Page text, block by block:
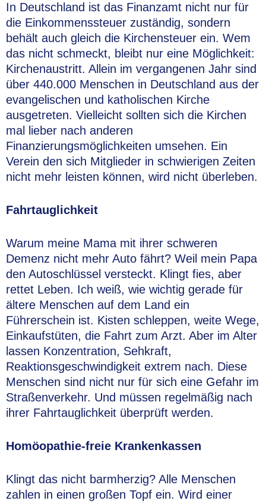
In Deutschland ist das Finanzamt nicht nur für
die Einkommenssteuer zuständig, sondern
behält auch gleich die Kirchensteuer ein. Wem
das nicht schmeckt, bleibt nur eine Möglichkeit:
Kirchenaustritt. Allein im vergangenen Jahr sind
über 440.000 Menschen in Deutschland aus der
evangelischen und katholischen Kirche
ausgetreten. Vielleicht sollten sich die Kirchen
mal lieber nach anderen
Finanzierungsmöglichkeiten umsehen. Ein
Verein den sich Mitglieder in schwierigen Zeiten
nicht mehr leisten können, wird nicht überleben.
Fahrtauglichkeit
Warum meine Mama mit ihrer schweren
Demenz nicht mehr Auto fährt? Weil mein Papa
den Autoschlüssel versteckt. Klingt fies, aber
rettet Leben. Ich weiß, wie wichtig gerade für
ältere Menschen auf dem Land ein
Führerschein ist. Kisten schleppen, weite Wege,
Einkaufstüten, die Fahrt zum Arzt. Aber im Alter
lassen Konzentration, Sehkraft,
Reaktionsgeschwindigkeit extrem nach. Diese
Menschen sind nicht nur für sich eine Gefahr im
Straßenverkehr. Und müssen regelmäßig nach
ihrer Fahrtauglichkeit überprüft werden.
Homöopathie-freie Krankenkassen
Klingt das nicht barmherzig? Alle Menschen
zahlen in einen großen Topf ein. Wird einer